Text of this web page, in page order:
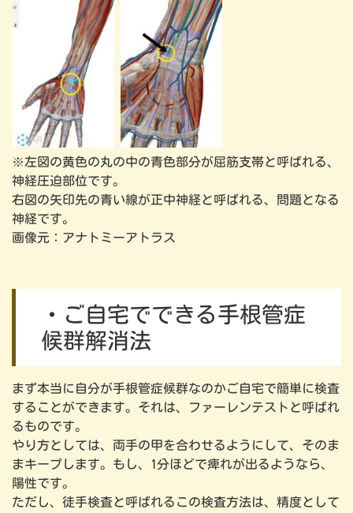
※左図の黄色の丸の中の青色部分が屈筋支帯と呼ばれる、
神経圧迫部位です。
右図の矢印先の青い線が正中神経と呼ばれる、問題となる
神経です。
画像元：アナトミーアトラス
・ご自宅でできる手根管症
候群解消法
まず本当に自分が手根管症候群なのかご自宅で簡単に検査
することができます。それは、ファーレンテストと呼ばれ
るものです。
やり方としては、両手の甲を合わせるようにして、そのま
まキープします。もし、1分ほどで痺れが出るようなら、
陽性です。
ただし、徒手検査と呼ばれるこの検査方法は、精度として